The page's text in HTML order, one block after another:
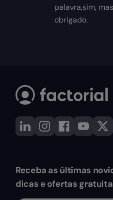
palavra,sim,
obrigado.
Receba as últimas
dicas e ofertas